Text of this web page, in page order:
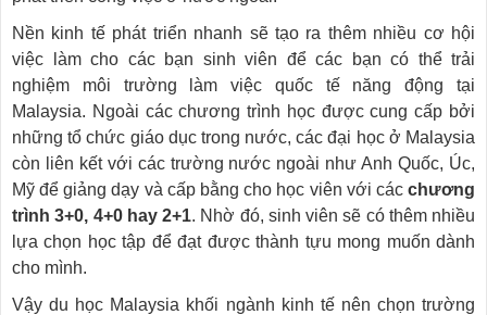
Nền kinh tế phát triển nhanh sẽ tạo ra thêm nhiều cơ hội
việc làm cho các bạn sinh viên để các bạn có thể trải
nghiệm môi trường làm việc quốc tế năng động tại
Malaysia. Ngoài các chương trình học được cung cấp bởi
những tổ chức giáo dục trong nước, các đại học ở Malaysia
còn liên kết với các trường nước ngoài như Anh Quốc, Úc,
Mỹ để giảng dạy và cấp bằng cho học viên với các chương
trình 3+0, 4+0 hay 2+1. Nhờ đó, sinh viên sẽ có thêm nhiều
lựa chọn học tập để đạt được thành tựu mong muốn dành
cho mình.
Vậy du học Malaysia khối ngành kinh tế nên chọn trường